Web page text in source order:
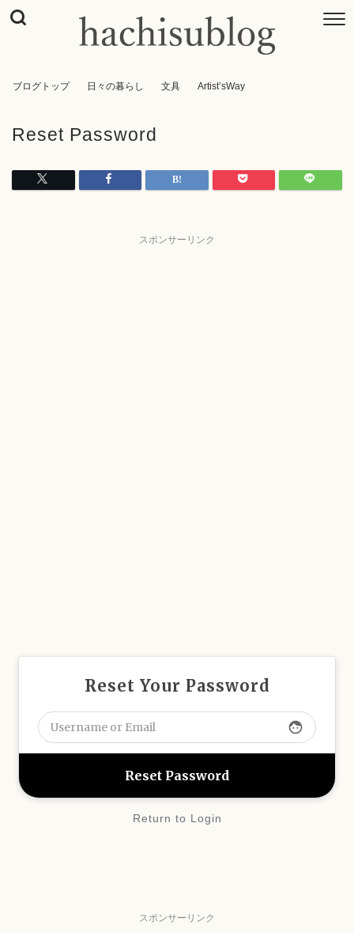
ブログトップ 日々の暮らし 文具 Artist’sWay
Reset Password
スポンサーリンク
Reset Your Password
face
Return to Login
スポンサーリンク